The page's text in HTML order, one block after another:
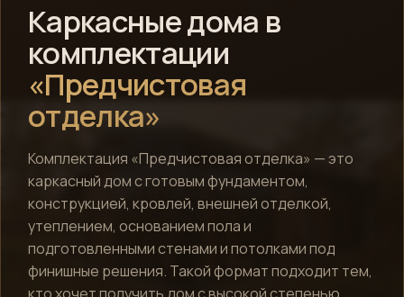
Каркасные дома в
комплектации
«Предчистовая
отделка»
Комплектация «Предчистовая отделка» — это
каркасный дом с готовым фундаментом,
конструкцией, кровлей, внешней отделкой,
утеплением, основанием пола и
подготовленными стенами и потолками под
финишные решения. Такой формат подходит тем,